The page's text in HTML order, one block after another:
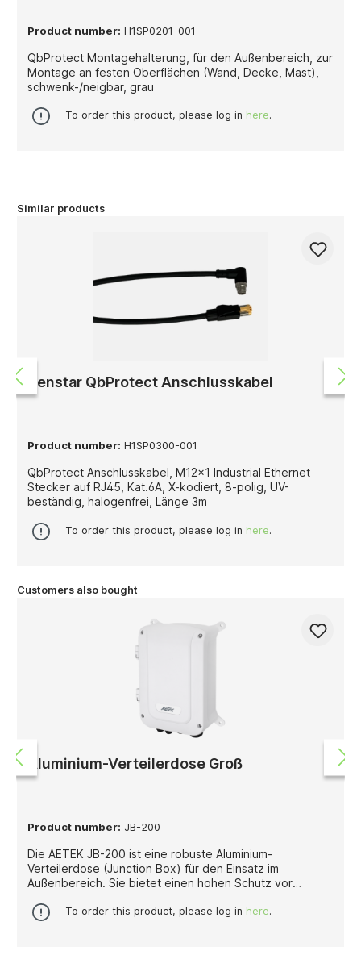
Product number: H1SP0201-001
QbProtect Montagehalterung, für den Außenbereich, zur
Montage an festen Oberflächen (Wand, Decke, Mast),
schwenk-/neigbar, grau
To order this product, please log in here.
Similar products
Senstar QbProtect Anschlusskabel
Product number: H1SP0300-001
QbProtect Anschlusskabel, M12x1 Industrial Ethernet
Stecker auf RJ45, Kat.6A, X-kodiert, 8-polig, UV-
beständig, halogenfrei, Länge 3m
To order this product, please log in here.
Customers also bought
Aluminium-Verteilerdose Groß
Product number: JB-200
Die AETEK JB-200 ist eine robuste Aluminium-
Verteilerdose (Junction Box) für den Einsatz im
Außenbereich. Sie bietet einen hohen Schutz vor
eignet sich ideal zur sicheren Aufnahme und
To order this product, please log in here.